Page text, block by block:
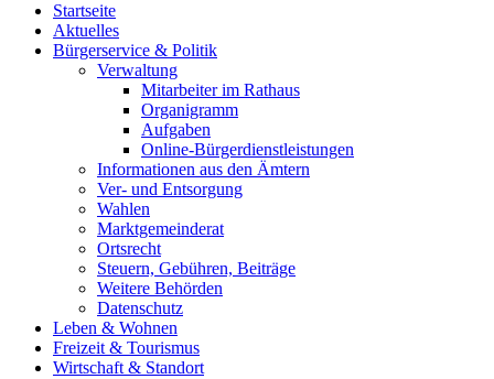
Startseite
Aktuelles
Bürgerservice & Politik
Verwaltung
Mitarbeiter im Rathaus
Organigramm
Aufgaben
Online-Bürgerdienstleistungen
Informationen aus den Ämtern
Ver- und Entsorgung
Wahlen
Marktgemeinderat
Ortsrecht
Steuern, Gebühren, Beiträge
Weitere Behörden
Datenschutz
Leben & Wohnen
Freizeit & Tourismus
Wirtschaft & Standort